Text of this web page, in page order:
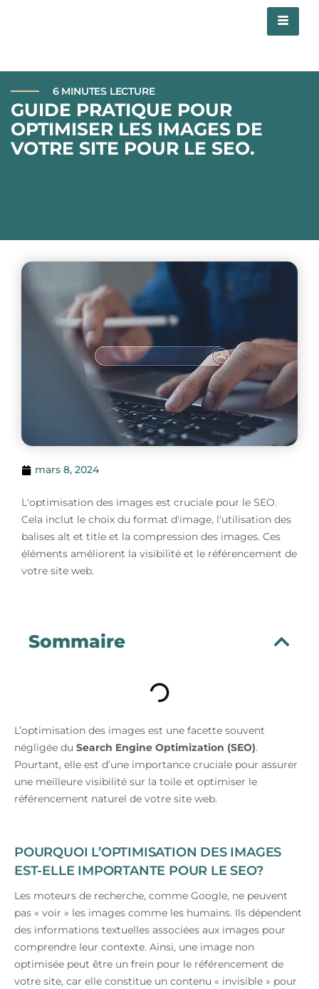
6 MINUTES LECTURE
GUIDE PRATIQUE POUR
OPTIMISER LES IMAGES DE
VOTRE SITE POUR LE SEO.
mars 8, 2024
L'optimisation des images est cruciale pour le SEO.
Cela inclut le choix du format d'image, l'utilisation des
balises alt et title et la compression des images. Ces
éléments améliorent la visibilité et le référencement de
votre site web.
Sommaire
L’optimisation des images est une facette souvent
négligée du Search Engine Optimization (SEO).
Pourtant, elle est d’une importance cruciale pour assurer
une meilleure visibilité sur la toile et optimiser le
référencement naturel de votre site web.
POURQUOI L’OPTIMISATION DES IMAGES
EST-ELLE IMPORTANTE POUR LE SEO?
Les moteurs de recherche, comme Google, ne peuvent
pas « voir » les images comme les humains. Ils dépendent
des informations textuelles associées aux images pour
comprendre leur contexte. Ainsi, une image non
optimisée peut être un frein pour le référencement de
votre site, car elle constitue un contenu « invisible » pour